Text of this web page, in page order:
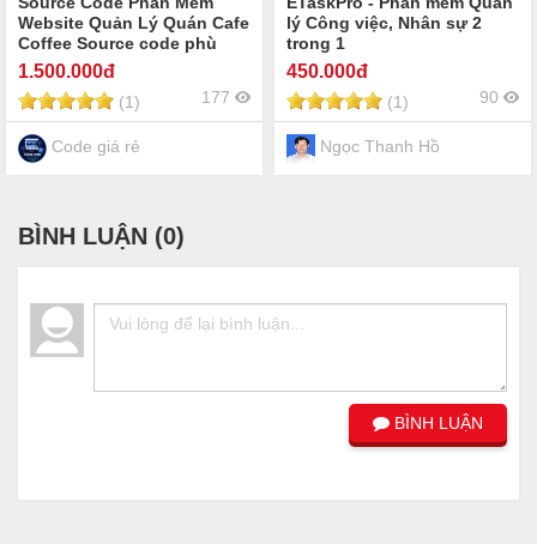
Website Quản Lý Quán Cafe
Coffee Source code phù
hợp cho quán cafe Coffee
trà sữa đồ uống nước trái
cây cà phê nhà hàng quán
ăn nhỏ Đặt Bàn Đặt Món
POS bán hàng coffee
1.500.000đ
(1) 177
Code giá rẻ
lý Công việc, Nhân sự 2
trong 1
450.000đ
(1) 90
Ngọc Thanh Hồ
BÌNH LUẬN (0)
BÌNH LUẬN